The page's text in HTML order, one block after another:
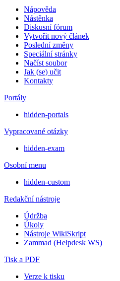
Nápověda
Nástěnka
Diskusní fórum
Vytvořit nový článek
Poslední změny
Speciální stránky
Načíst soubor
Jak (se) učit
Kontakty
Portály
hidden-portals
Vypracované otázky
hidden-exam
Osobní menu
hidden-custom
Redakční nástroje
Údržba
Úkoly
Nástroje WikiSkript
Zammad (Helpdesk WS)
Tisk a PDF
Verze k tisku